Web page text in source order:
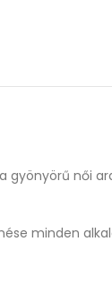
gyönyörű női
minden